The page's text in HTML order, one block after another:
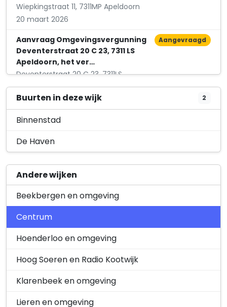
Wiepkingstraat 11, 7311MP Apeldoorn
20 maart 2026
Aanvraag Omgevingsvergunning
Deventerstraat 20 C 23, 7311 LS
Apeldoorn, het ver…
Deventerstraat 20 C 23, 7311LS
Apeldoorn
Aangevraagd
16 februari 2026
Verleende omgevingsvergunning
het vergroten…
Hoofdstraat 140, 7311BB Apeldoorn
12 februari 2026
Aanvraag Omgevingsvergunning
Wiepkingstraat 11, 7311 MP
Apeldoorn, het plaatsen…
Wiepkingstraat 11, 7311MP Apeldoorn
Aangevraagd
11 februari 2026
Aanvraag Omgevingsvergunning
Hoofdstraat 226, 7311 BG
Apeldoorn, het vergroten …
Aanvraag Omgevingsvergunning
Hoofdstraat 226, 7311BG Apeldoorn
Buurten in deze wijk 2
Binnenstad
De Haven
Andere wijken
Beekbergen en omgeving
Centrum
Hoenderloo en omgeving
Hoog Soeren en Radio Kootwijk
Klarenbeek en omgeving
Lieren en omgeving